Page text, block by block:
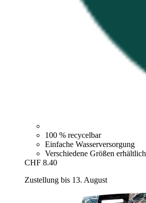
100 % recycelbar
Einfache Wasserversorgung
Verschiedene Größen erhältlich
CHF 8.40
Zustellung bis 13. August